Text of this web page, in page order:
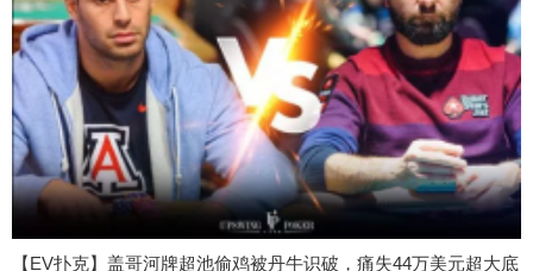
【EV扑克】盖哥河牌超池偷鸡被丹牛识破，痛失44万美元超大底